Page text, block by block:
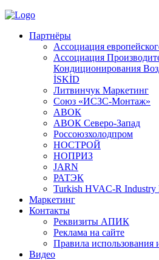
Партнёры
Ассоциация
Aссоциация
Кондиционирования
İSKİD
Литвинчук Маркетинг
Союз «ИСЗС-Монтаж»
АВОК
АВОК Северо-Запад
Россоюзхолодпром
НОСТРОЙ
НОПРИЗ
JARN
РАТЭК
Turkish HVAC-R Industry
Маркетинг
Контакты
Реквизиты АПИК
Реклама на сайте
Правила использования
Видео